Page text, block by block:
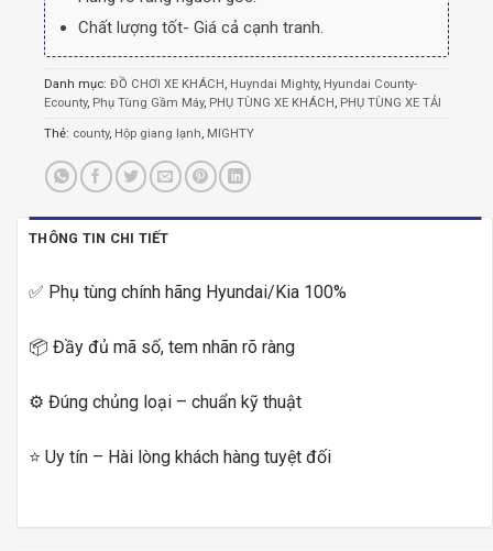
Chất lượng tốt- Giá cả cạnh tranh.
Danh mục: ĐỒ CHƠI XE KHÁCH , Huyndai Mighty, Hyundai County-
Ecounty, Phụ Tùng Gầm Máy, PHỤ TÙNG XE KHÁCH , PHỤ TÙNG XE TẢI
Thẻ: county, Hộp giang lạnh, MIGHTY
THÔNG TIN CHI TIẾT
✅ Phụ tùng chính hãng Hyundai/Kia 100%
📦 Đầy đủ mã số, tem nhãn rõ ràng
⚙️ Đúng chủng loại – chuẩn kỹ thuật
⭐ Uy tín – Hài lòng khách hàng tuyệt đối